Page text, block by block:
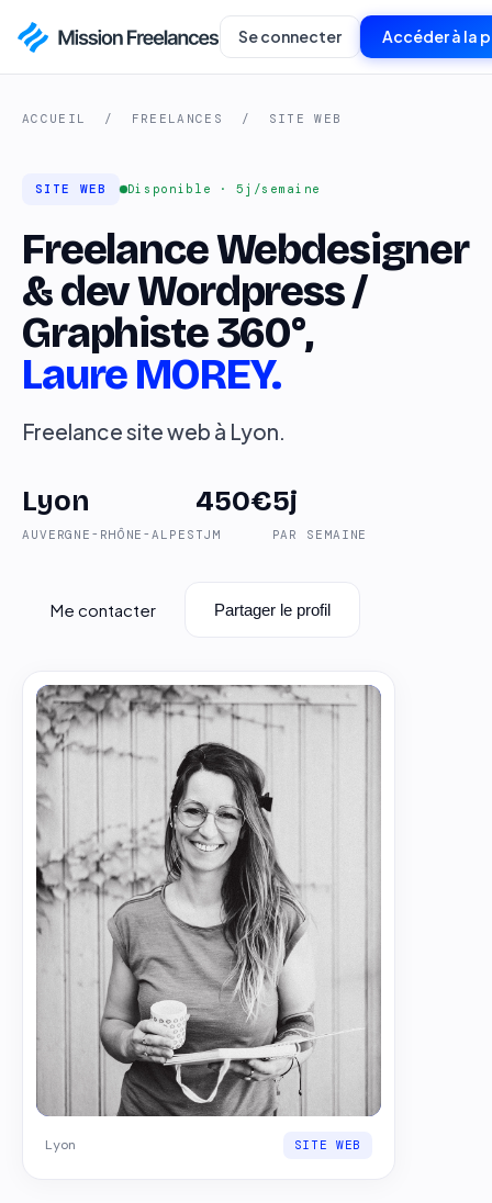
Se connecter Accéder à la
ACCUEIL / FREELANCES / SITE WEB
SITE WEB Disponible · 5j/semaine
Freelance Webdesigner
& dev Wordpress /
Graphiste 360°,
Laure MOREY.
Freelance site web à Lyon.
Lyon
AUVERGNE-RHÔNE-ALPES
450€
TJM
5j
PAR SEMAINE
Me contacter Partager le profil
Lyon SITE WEB